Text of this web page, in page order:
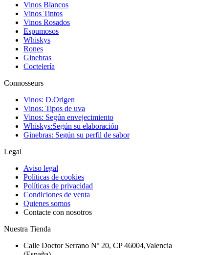
Vinos Blancos
Vinos Tintos
Vinos Rosados
Espumosos
Whiskys
Rones
Ginebras
Coctelería
Connosseurs
Vinos: D.Origen
Vinos: Tipos de uva
Vinos: Según envejecimiento
Whiskys:Según su elaboración
Ginebras: Según su perfil de sabor
Legal
Aviso legal
Políticas de cookies
Políticas de privacidad
Condiciones de venta
Quienes somos
Contacte con nosotros
Nuestra Tienda
Calle Doctor Serrano Nº 20, CP 46004,Valencia